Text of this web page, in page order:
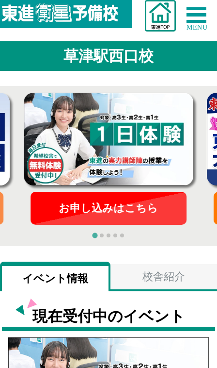
MENU
草津駅西口校
お申し込みはこちら
イベント情報 校舎紹介
現在受付中のイベント